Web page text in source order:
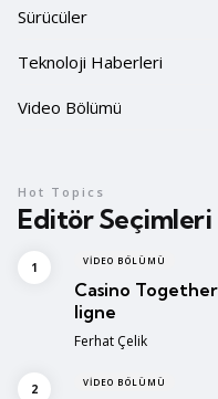
Sürücüler
Teknoloji Haberleri
Video Bölümü
Editör Seçimleri
Hot Topics
VIDEO BÖLÜMÜ
Casino
ligne
Posted
Ferhat Çelik
VIDEO BÖLÜMÜ